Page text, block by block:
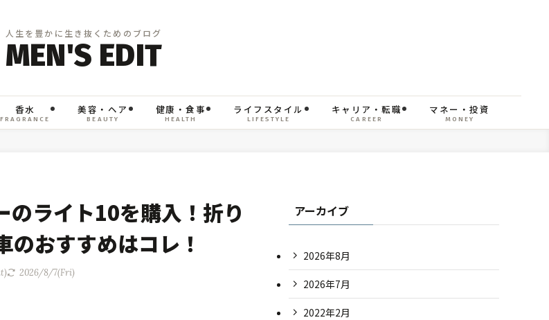
香水
FRAGRANCE
美容・ヘア
BEAUTY
健康・食事
HEALTH
ライフスタイル
LIFESTYLE
キャリア・転職
CAREER
マネー・投資
MONEY
のライト10を購入！折り
のおすすめはコレ！
2026/8/7(Fri)
アーカイブ
2026年8月
2026年7月
2022年2月